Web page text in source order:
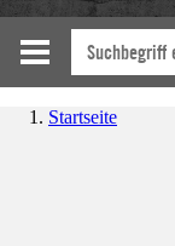
Startseite